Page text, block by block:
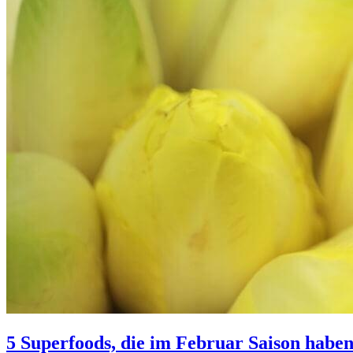
5 Superfoods, die im Februar Saison